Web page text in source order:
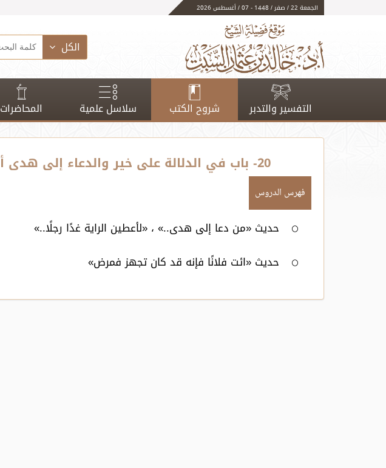
الجمعة 22 / صفر / 1448 - 07 / أغسطس 2026
الكل
التفسير والتدبر شروح الكتب سلاسل علمية المحاضرات
20- باب في الدلالة على خير والدعاء إلى هدى أو ضلال - فهارس الكتاب
فهرس الدروس
حديث «من دعا إلى هدى..» ، «لأعطين الراية غدًا رجلًا..»
حديث «ائت فلانًا فإنه قد كان تجهز فمرض»